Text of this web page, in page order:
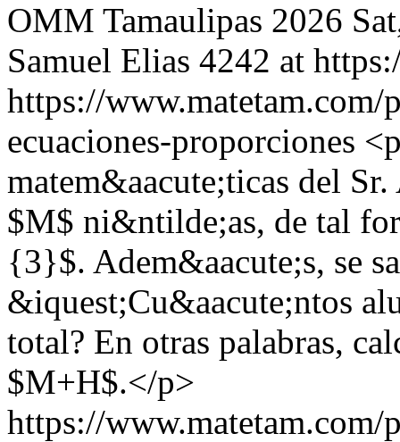
OMM Tamaulipas 2026
Samuel Elias 4242 at
https://www.matetam.com/
ecuaciones-proporciones
matem&aacute;ticas del
$M$ ni&ntilde;as, de tal
{3}$. Adem&aacute;s, se
&iquest;Cu&aacute;ntos
total? En otras palabras,
$M+H$.</p>
https://www.matetam.com/